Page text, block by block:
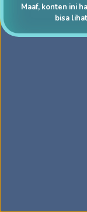
Maaf, konten ini
bisa